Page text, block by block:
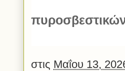
στις Μαΐου 13,